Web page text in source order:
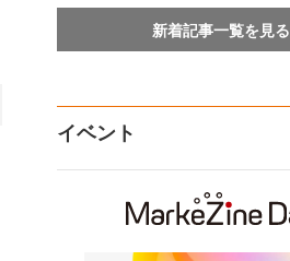
新着記事一覧を見る
イベント